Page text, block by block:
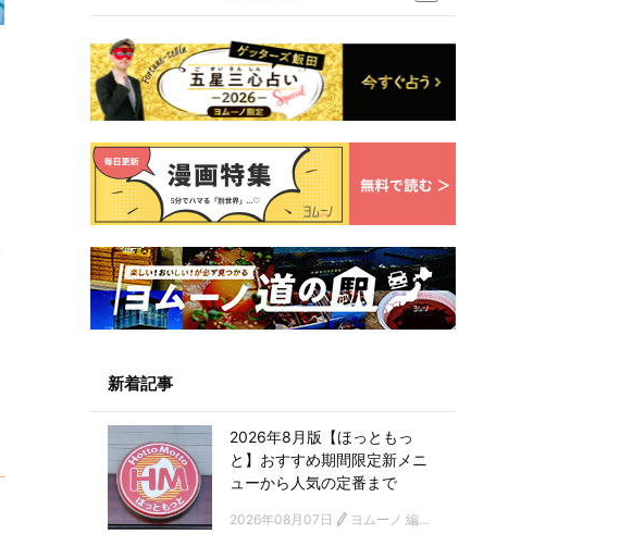
新着記事
2026年8月版【ほっともっ
と】おすすめ期間限定新メニ
ューから人気の定番まで
2026年08月07日 ヨムーノ 編集部